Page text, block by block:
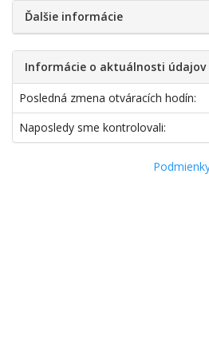
Ďalšie informácie
Informácie o aktuálnosti údajov
Posledná zmena otváracích hodín:
Naposledy sme kontrolovali: